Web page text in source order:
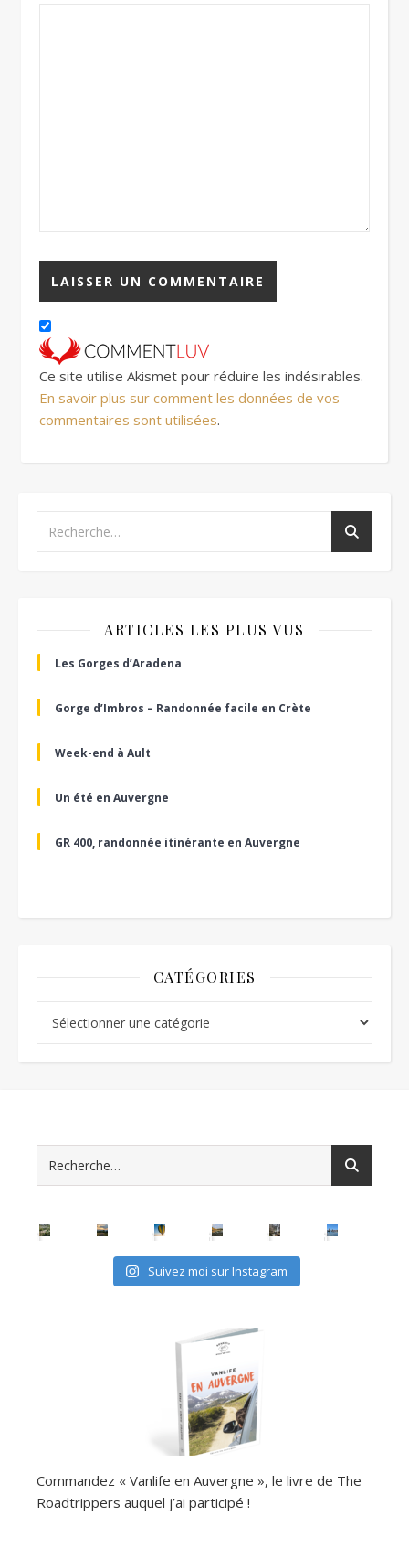
Ce site utilise Akismet pour réduire les indésirables.
En savoir plus sur comment les données de vos
commentaires sont utilisées.
ARTICLES LES PLUS VUS
Les Gorges d’Aradena
Gorge d’Imbros – Randonnée facile en Crète
Week-end à Ault
Un été en Auvergne
GR 400, randonnée itinérante en Auvergne
CATÉGORIES
Suivez moi sur Instagram
Commandez « Vanlife en Auvergne », le livre de The
Roadtrippers auquel j’ai participé !